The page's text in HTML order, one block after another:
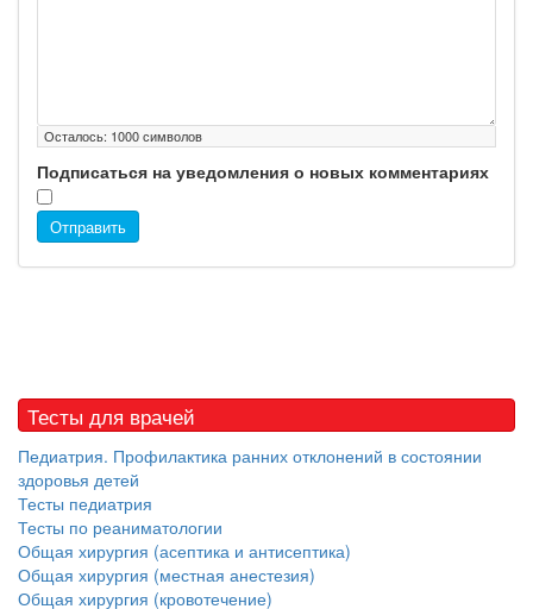
Осталось: 1000символов
Подписаться на уведомления о новых комментариях
Отправить
Тесты для врачей
Педиатрия. Профилактика ранних отклонений в состоянии
здоровья детей
Тесты педиатрия
Тесты по реаниматологии
Общая хирургия (асептика и антисептика)
Общая хирургия (местная анестезия)
Общая хирургия (кровотечение)